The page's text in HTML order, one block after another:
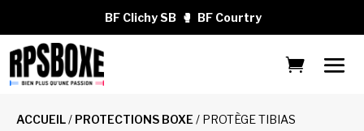
BF Clichy SB 🥊 BF Courtry
ACCUEIL/ PROTECTIONS BOXE / PROTÈGE TIBIAS